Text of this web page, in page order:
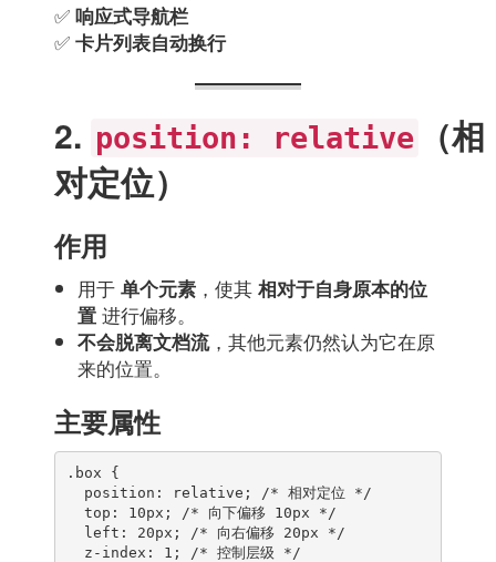
✅ 响应式导航栏
✅ 卡片列表自动换行
2. position: relative
（相
对定位）
作用
用于单个元素 ，使其相对于自身原本的位
置 进行偏移。
不会脱离文档流，其他元素仍然认为它在原
来的位置。
主要属性
.box {